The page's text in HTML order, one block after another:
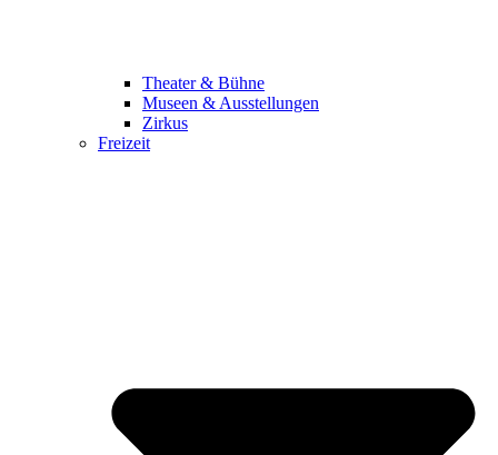
Theater & Bühne
Museen & Ausstellungen
Zirkus
Freizeit